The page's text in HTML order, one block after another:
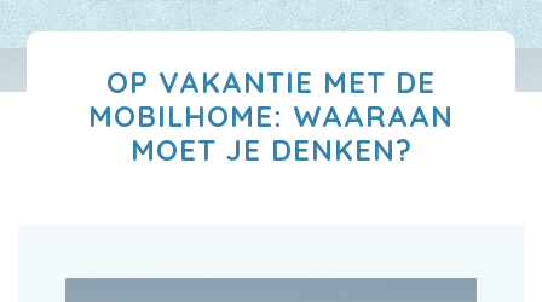
OP VAKANTIE MET DE
MOBILHOME: WAARAAN
MOET JE DENKEN?